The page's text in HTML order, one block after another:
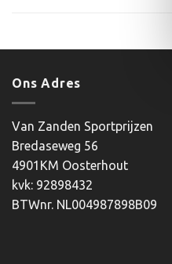
Ons Adres
Van Zanden Sportprijzen
Bredaseweg 56
4901KM Oosterhout
kvk: 92898432
BTWnr. NL004987898B09